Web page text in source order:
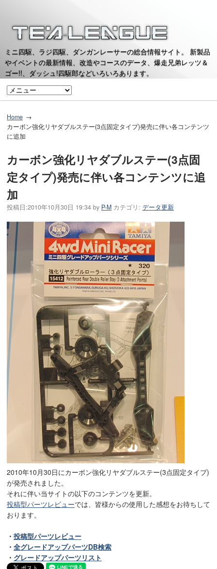
ミニ四駆、ラジ四駆、ダンガンレーサーの総合情報サイト。 新製品
やイベントの最新情報、改造やコースのデータ、爆走兄弟レッツ＆
ゴー!!、ダッシュ!四駆郎などいろいろあります。
Home
カーボン強化リヤダブルステー(3点固定タイプ)発売に伴い各コンテンツ
に追加
カーボン強化リヤダブルステー(3点固
定タイプ)発売に伴い各コンテンツに追
加
投稿日:2010年10月30日 19:34 by P-M カテゴリ: データ更新
2010年10月30日にカーボン強化リヤダブルステー(3点固定タイプ)
が発売されました。
それに伴い当サイトの以下のコンテンツを更新。
投稿型パーツレビューでは、皆様からの使用した感想をお待ちして
おります。
・ 投稿型パーツレビュー
・ 全グレードアップパーツDB検索
・ グレードアップパーツリスト